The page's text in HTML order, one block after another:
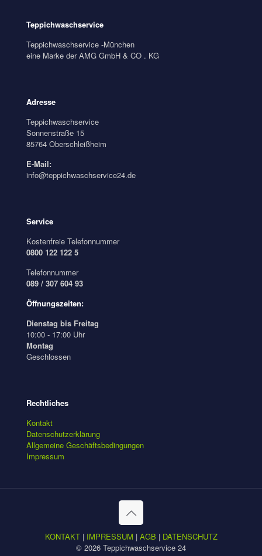
Teppichwaschservice
Teppichwaschservice -München
eine Marke der AMG GmbH & CO . KG
Adresse
Teppichwaschservice
Sonnenstraße 15
85764 Oberschleißheim
E-Mail:
info@teppichwaschservice24.de
Service
Kostenfreie Telefonnummer
0800 122 122 5
Telefonnummer
089 / 307 604 93
Öffnungszeiten:
Dienstag bis Freitag
10:00 - 17:00 Uhr
Montag
Geschlossen
Rechtliches
Kontakt
Datenschutzerklärung
Allgemeine Geschäftsbedingungen
Impressum
KONTAKT| IMPRESSUM | AGB | DATENSCHUTZ
© 2026 Teppichwaschservice 24